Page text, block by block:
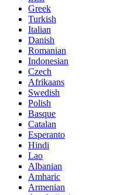
Greek
Turkish
Italian
Danish
Romanian
Indonesian
Czech
Afrikaans
Swedish
Polish
Basque
Catalan
Esperanto
Hindi
Lao
Albanian
Amharic
Armenian